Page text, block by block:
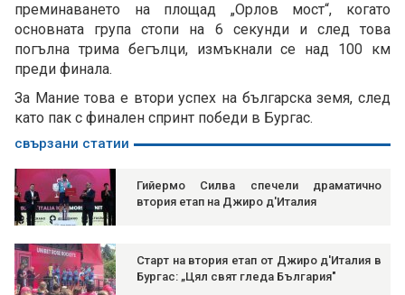
преминаването на площад „Орлов мост“, когато
основната група стопи на 6 секунди и след това
погълна трима бегълци, измъкнали се над 100 км
преди финала.
За Мание това е втори успех на българска земя, след
като пак с финален спринт победи в Бургас.
свързани статии
Гийермо Силва спечели драматично
втория етап на Джиро д'Италия
Старт на втория етап от Джиро д'Италия в
Бургас: „Цял свят гледа България"